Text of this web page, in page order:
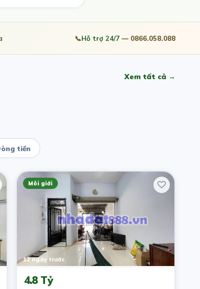
📞Hỗ trợ 24/7 — 0866.058.088
Xem tất cả →
tiền
Môi giới
12 ngày trước
4.8 Tỷ